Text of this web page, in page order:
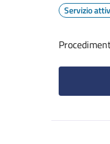
Servizio